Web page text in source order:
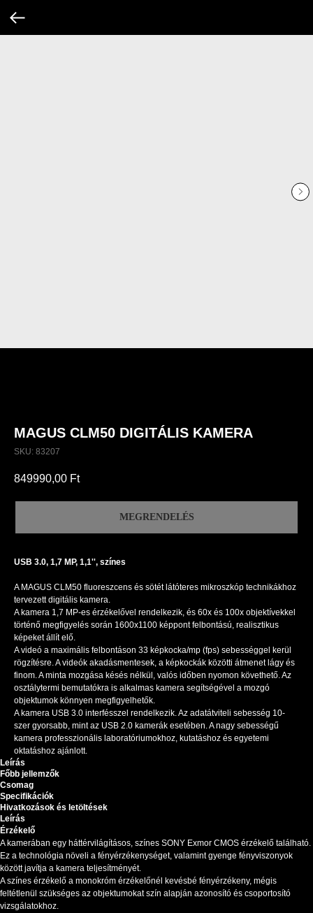
MAGUS CLM50 DIGITÁLIS KAMERA
SKU: 83207
849990,00 Ft
MEGRENDELÉS
USB 3.0, 1,7 MP, 1,1'', színes
A MAGUS CLM50 fluoreszcens és sötét látóteres mikroszkóp technikákhoz
tervezett digitális kamera.
A kamera 1,7 MP-es érzékelővel rendelkezik, és 60x és 100x objektívekkel
történő megfigyelés során 1600x1100 képpont felbontású, realisztikus
képeket állít elő.
A videó a maximális felbontáson 33 képkocka/mp (fps) sebességgel kerül
rögzítésre. A videók akadásmentesek, a képkockák közötti átmenet lágy és
finom. A minta mozgása késés nélkül, valós időben nyomon követhető. Az
osztálytermi bemutatókra is alkalmas kamera segítségével a mozgó
objektumok könnyen megfigyelhetők.
A kamera USB 3.0 interfésszel rendelkezik. Az adatátviteli sebesség 10-
szer gyorsabb, mint az USB 2.0 kamerák esetében. A nagy sebességű
kamera professzionális laboratóriumokhoz, kutatáshoz és egyetemi
oktatáshoz ajánlott.
Leírás
Főbb jellemzők
Csomag
Specifikációk
Hivatkozások és letöltések
Leírás
Érzékelő
A kamerában egy háttérvilágításos, színes SONY Exmor CMOS érzékelő található.
Ez a technológia növeli a fényérzékenységet, valamint gyenge fényviszonyok
között javítja a kamera teljesítményét.
A színes érzékelő a monokróm érzékelőnél kevésbé fényérzékeny, mégis
feltétlenül szükséges az objektumokat szín alapján azonosító és csoportosító
vizsgálatokhoz.